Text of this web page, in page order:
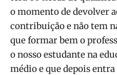
o momento de devolver
contribuição e não tem
que formar bem o
o nosso estudante na
médio e que depois